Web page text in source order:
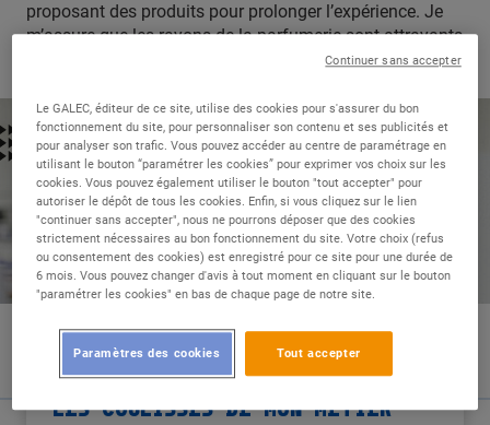
proposant des produits pour prolonger l’expérience. Je
m’assure que les rayons de la parfumerie sont attrayants
LES COULISSES DE MON MÉTIER
Le GALEC, éditeur de ce site, utilise des cookies pour s'assurer du bon
fonctionnement du site, pour personnaliser son contenu et ses publicités et
pour analyser son trafic. Vous pouvez accéder au centre de paramétrage en
utilisant le bouton “paramétrer les cookies” pour exprimer vos choix sur les
cookies. Vous pouvez également utiliser le bouton "tout accepter" pour
autoriser le dépôt de tous les cookies. Enfin, si vous cliquez sur le lien
"continuer sans accepter", nous ne pourrons déposer que des cookies
strictement nécessaires au bon fonctionnement du site. Votre choix (refus
ou consentement des cookies) est enregistré pour ce site pour une durée de
6 mois. Vous pouvez changer d'avis à tout moment en cliquant sur le bouton
"paramétrer les cookies" en bas de chaque page de notre site.
Tout accepter
Paramètres des cookies
Continuer sans accepter